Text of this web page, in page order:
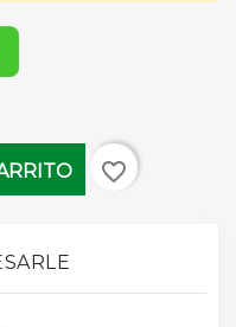
favorite_border